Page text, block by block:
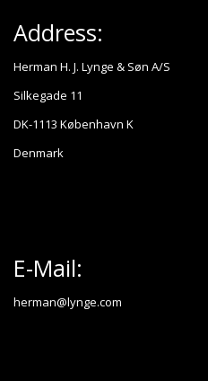
Address:
Herman H. J. Lynge & Søn A/S
Silkegade 11
DK-1113 København K
Denmark
E-Mail:
herman@lynge.com